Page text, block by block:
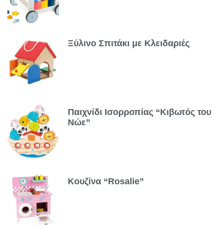
Ξύλινο Σπιτάκι με Κλειδαριές
Παιχνίδι Ισορροπίας “Κιβωτός του
Νώε”
Κουζίνα “Rosalie”